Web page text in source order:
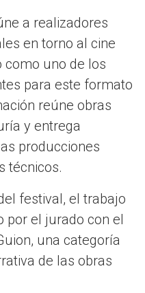
a realizadores
en torno al cine
como uno de los
para este formato
reúne obras
y entrega
producciones
técnicos.
festival, el trabajo
por el jurado con el
una categoría
de las obras